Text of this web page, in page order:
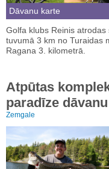
Dāvanu karte
Golfa klubs Reinis
tuvumā 3 km no Turaidas
Ragana 3. kilometrā.
Atpūtas
paradīze
Zemgale